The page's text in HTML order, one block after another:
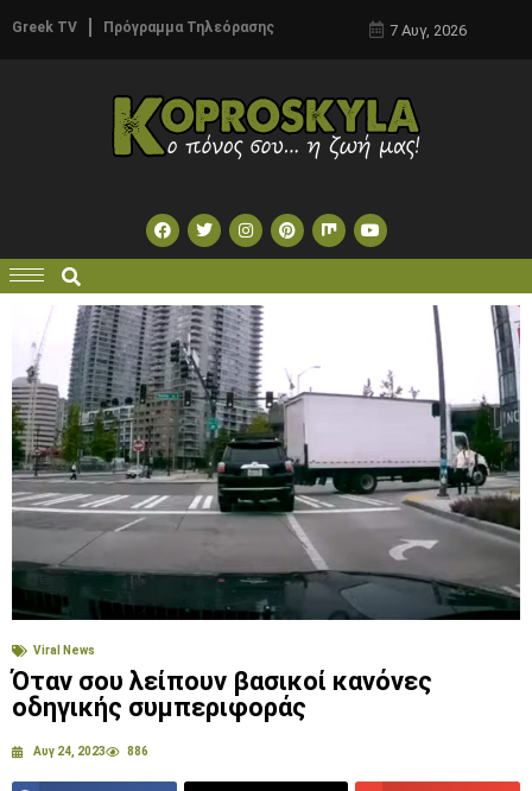
Greek TV Πρόγραμμα Τηλεόρασης 7 Αυγ, 2026
Viral News
Όταν σου λείπουν βασικοί κανόνες
οδηγικής συμπεριφοράς
Αυγ 24, 2023 886